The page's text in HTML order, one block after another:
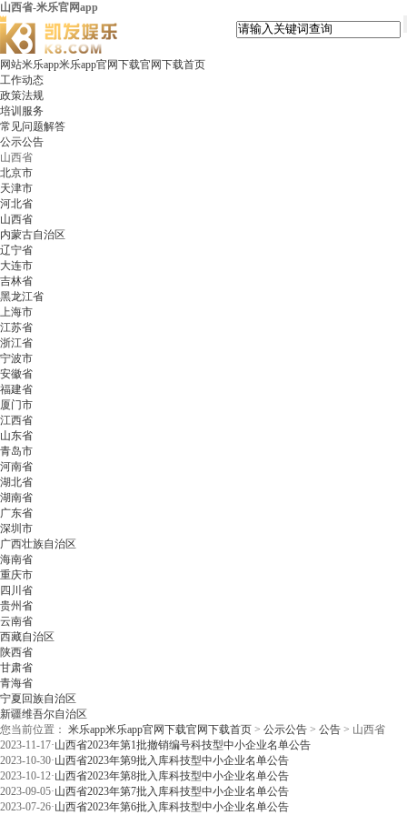
山西省-米乐官网app
网站米乐app米乐app官网下载官网下载首页
工作动态
政策法规
培训服务
常见问题解答
公示公告
山西省
北京市
天津市
河北省
山西省
内蒙古自治区
辽宁省
大连市
吉林省
黑龙江省
上海市
江苏省
浙江省
宁波市
安徽省
福建省
厦门市
江西省
山东省
青岛市
河南省
湖北省
湖南省
广东省
深圳市
广西壮族自治区
海南省
重庆市
四川省
贵州省
云南省
西藏自治区
陕西省
甘肃省
青海省
宁夏回族自治区
新疆维吾尔自治区
您当前位置： 米乐app米乐app官网下载官网下载首页 > 公示公告 > 公告 > 山西省
2023-11-17·山西省2023年第1批撤销编号科技型中小企业名单公告
2023-10-30·山西省2023年第9批入库科技型中小企业名单公告
2023-10-12·山西省2023年第8批入库科技型中小企业名单公告
2023-09-05·山西省2023年第7批入库科技型中小企业名单公告
2023-07-26·山西省2023年第6批入库科技型中小企业名单公告